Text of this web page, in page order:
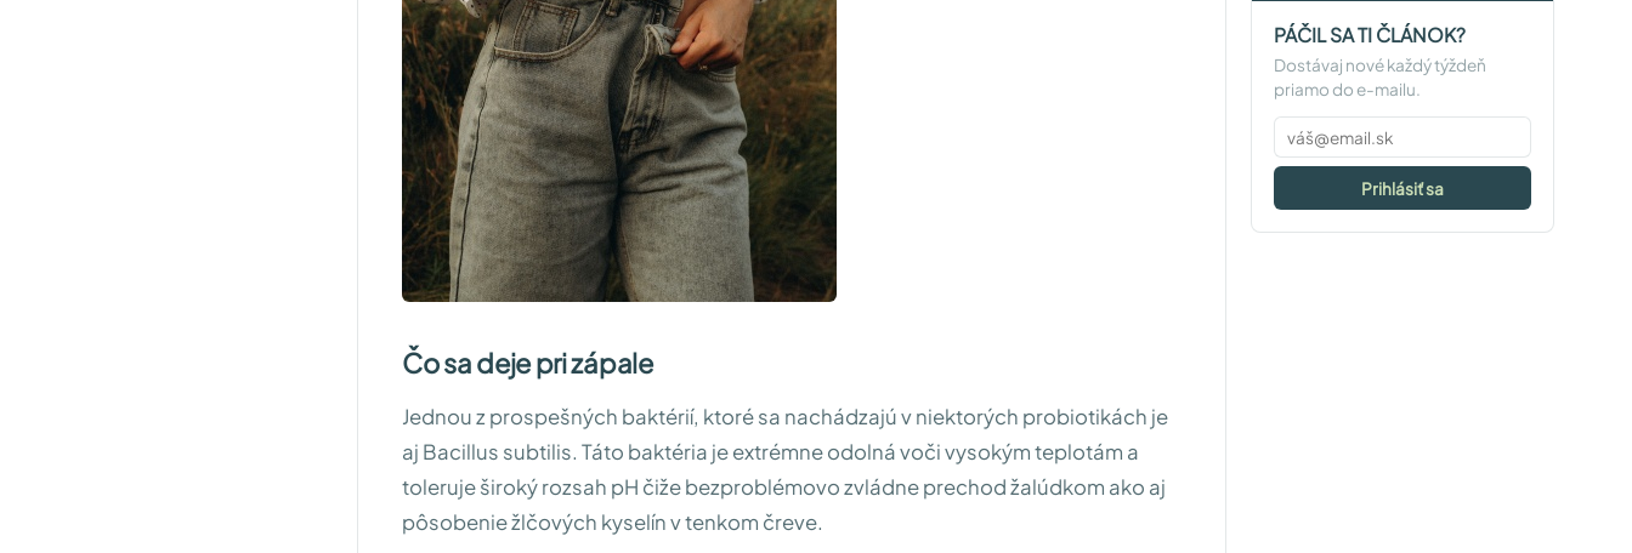
Čo sa deje pri zápale
Jednou z prospešných baktérií, ktoré sa nachádzajú v niektorých probiotikách je
aj Bacillus subtilis. Táto baktéria je extrémne odolná voči vysokým teplotám a
toleruje široký rozsah pH čiže bezproblémovo zvládne prechod žalúdkom ako aj
pôsobenie žlčových kyselín v tenkom čreve.
PÁČIL SA TI ČLÁNOK?
Dostávaj nové každý týždeň
priamo do e-mailu.
Prihlásiť sa